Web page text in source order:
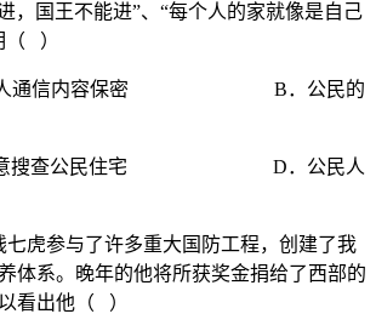
，国王不能进”、“每个人的家就像是自己
（ ）
个人通信内容保密 B．公民的
随意搜查公民住宅 D．公民人
七虎参与了许多重大国防工程，创建了我
体系。晚年的他将所获奖金捐给了西部的
看出他（ ）